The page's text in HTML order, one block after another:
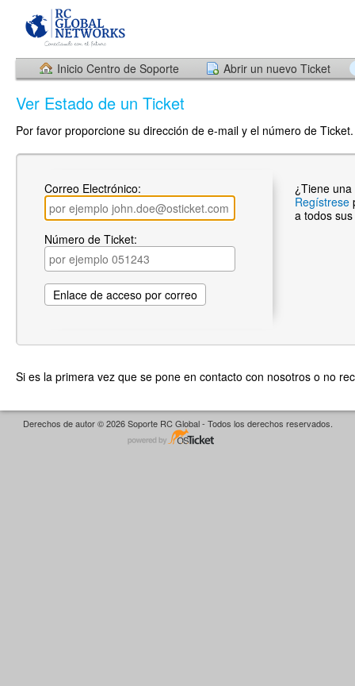
Inicio Centro de Soporte Abrir un nuevo Ticket
Ver Estado de un Ticket
Por favor proporcione su dirección de e-mail y el número de
Correo Electrónico:
Número de Ticket:
¿Tiene
Regístrese
a todos
Si es la primera vez que se pone en contacto con nosotros o no
Derechos de autor © 2026 Soporte RC Global - Todos los derechos reservados.